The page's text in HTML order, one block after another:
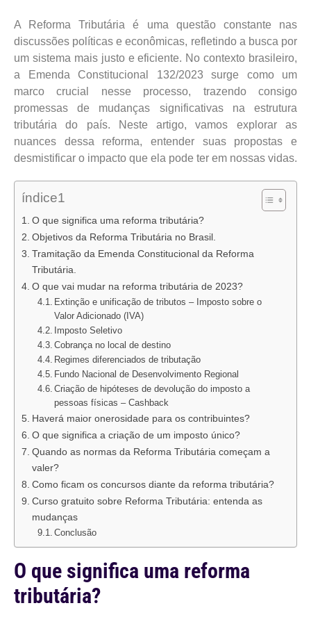
A Reforma Tributária é uma questão constante nas
discussões políticas e econômicas, refletindo a busca por
um sistema mais justo e eficiente. No contexto brasileiro,
a Emenda Constitucional 132/2023 surge como um
marco crucial nesse processo, trazendo consigo
promessas de mudanças significativas na estrutura
tributária do país. Neste artigo, vamos explorar as
nuances dessa reforma, entender suas propostas e
desmistificar o impacto que ela pode ter em nossas vidas.
índice1
O que significa uma reforma tributária?
Objetivos da Reforma Tributária no Brasil.
Tramitação da Emenda Constitucional da Reforma
Tributária.
O que vai mudar na reforma tributária de 2023?
Extinção e unificação de tributos – Imposto sobre o
Valor Adicionado (IVA)
Imposto Seletivo
Cobrança no local de destino
Regimes diferenciados de tributação
Fundo Nacional de Desenvolvimento Regional
Criação de hipóteses de devolução do imposto a
pessoas físicas – Cashback
Haverá maior onerosidade para os contribuintes?
O que significa a criação de um imposto único?
Quando as normas da Reforma Tributária começam a
valer?
Como ficam os concursos diante da reforma tributária?
Curso gratuito sobre Reforma Tributária: entenda as
mudanças
Conclusão
O que significa uma reforma
tributária?